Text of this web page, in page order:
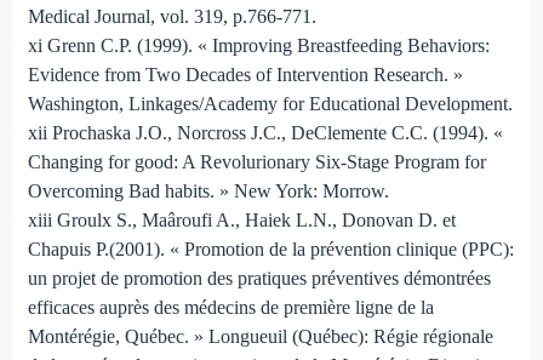
Medical Journal, vol. 319, p.766-771.
xi Grenn C.P. (1999). « Improving Breastfeeding Behaviors:
Evidence from Two Decades of Intervention Research. »
Washington, Linkages/Academy for Educational Development.
xii Prochaska J.O., Norcross J.C., DeClemente C.C. (1994). «
Changing for good: A Revolurionary Six-Stage Program for
Overcoming Bad habits. » New York: Morrow.
xiii Groulx S., Maâroufi A., Haiek L.N., Donovan D. et
Chapuis P.(2001). « Promotion de la prévention clinique (PPC):
un projet de promotion des pratiques préventives démontrées
efficaces auprès des médecins de première ligne de la
Montérégie, Québec. » Longueuil (Québec): Régie régionale